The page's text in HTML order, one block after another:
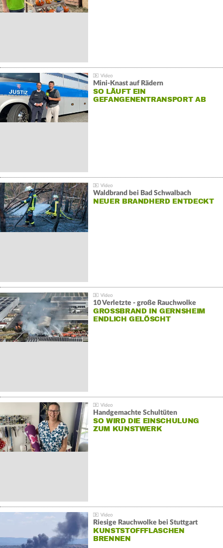
Mini-Knast auf Rädern
SO LÄUFT EIN
GEFANGENENTRANSPORT AB
Waldbrand bei Bad Schwalbach
NEUER BRANDHERD ENTDECKT
10 Verletzte - große Rauchwolke
GROSSBRAND IN GERNSHEIM E
NDLICH GELÖSCHT
Handgemachte Schultüten
SO WIRD DIE EINSCHULUNG
ZUM KUNSTWERK
Riesige Rauchwolke bei Stuttgart
KUNSTSTOFFFLASCHEN
BRENNEN